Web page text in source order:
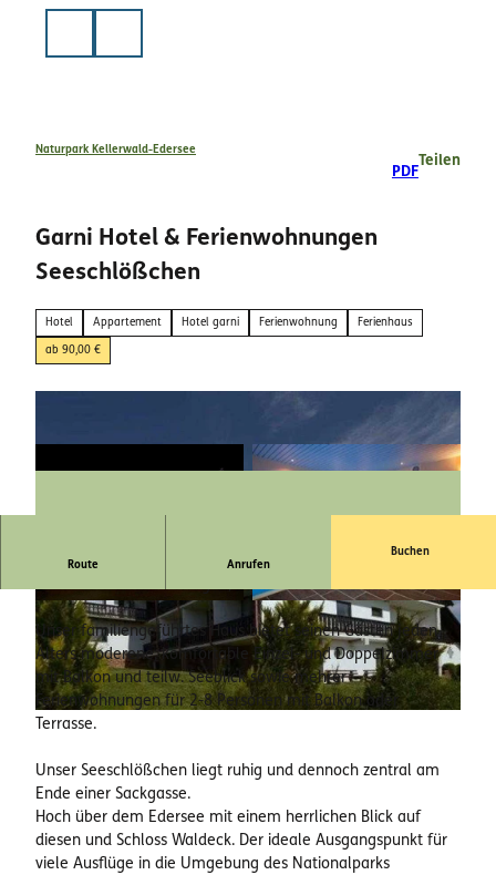
Naturpark Kellerwald-Edersee
PDF
Teilen
Garni Hotel & Ferienwohnungen
Seeschlößchen
Hotel Appartement Hotel garni Ferienwohnung Ferienhaus
ab 90,00 €
© im-web.de/ Edersee Marketing GmbH
© im-web.de/ Edersee Marketing GmbH © im-web.de/ Edersee Marketing GmbH
Route Anrufen
Buchen
55 Gesamt-Betten (5 Einzelzimmer, 14 Doppelzimmer, 1
Suite & 4 Ferienwohnungen)
Unser familiengeführtes Haus bietet seinen Gästen jeden
Alters moderene, komfortable Einzel- und Doppelzimmer
mit Balkon und teilw. Seeblick sowie mehrer
Ferienwohnungen für 2-8 Personen mit Balkon oder
Terrasse.
Unser Seeschlößchen liegt ruhig und dennoch zentral am
Ende einer Sackgasse.
Hoch über dem Edersee mit einem herrlichen Blick auf
diesen und Schloss Waldeck. Der ideale Ausgangspunkt für
viele Ausflüge in die Umgebung des Nationalparks